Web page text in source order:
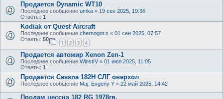
Продается Dynamic WT10
Последнее сообщение umka « 19 сен 2025, 19:36
Ответы: 1
Kodiak от Quest Aircraft
Последнее сообщение chernogor.s « 01 сен 2025, 07:57
Ответы: 50
1 2 3 4
Продается автожир Xenon Zen-1
Последнее сообщение WinstIV « 01 июл 2025, 11:05
Ответы: 1
Продается Cessna 182H СЛГ оверхол
Последнее сообщение Maj. Evgeny Y « 22 май 2025, 14:42
Продам цессна 182 RG 1978гв.